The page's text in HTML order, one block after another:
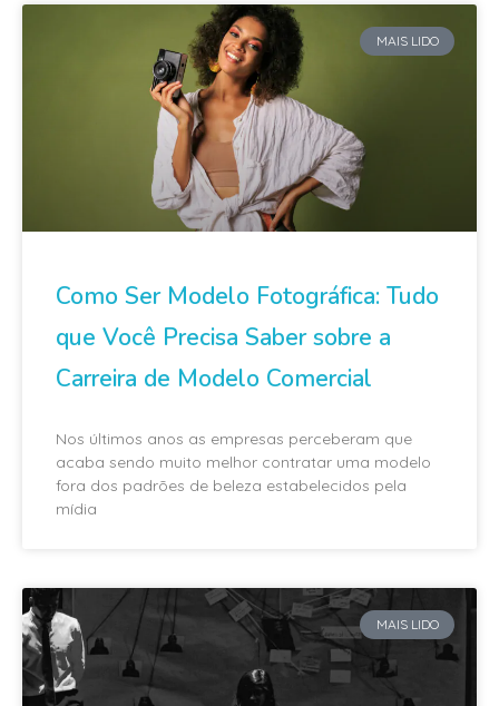
MAIS LIDO
Como Ser Modelo Fotográfica: Tudo
que Você Precisa Saber sobre a
Carreira de Modelo Comercial
Nos últimos anos as empresas perceberam que
acaba sendo muito melhor contratar uma modelo
fora dos padrões de beleza estabelecidos pela
mídia
MAIS LIDO